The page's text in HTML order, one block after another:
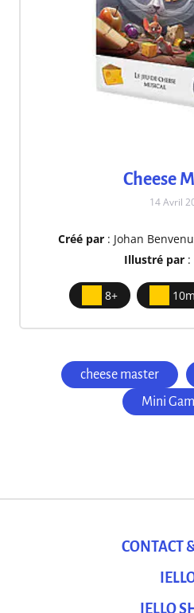
Cheese
14 Avril
Créé par : Johan
Illustré par :
8+
cheese master
Mini
CONTACT
IELLO